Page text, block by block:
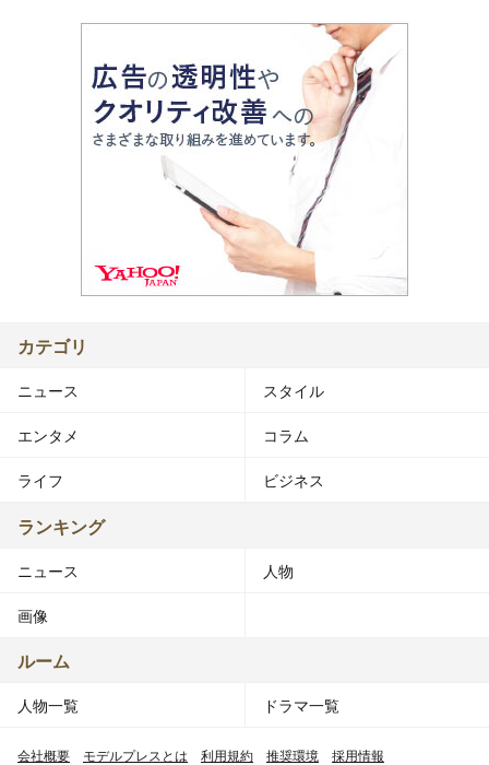
カテゴリ
ニュース スタイル
エンタメ コラム
ライフ ビジネス
ランキング
ニュース 人物
画像
ルーム
人物一覧 ドラマ一覧
会社概要 モデルプレスとは 利用規約 推奨環境 採用情報